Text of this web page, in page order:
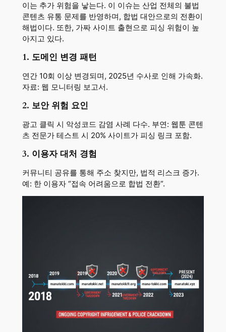
이는 추가 위험을 낳는다. 이 이슈는 산업 전체의 불법
콘텐츠 유통 문제를 반영하며, 합법 대안으로의 전환이
해법이다. 또한, 가짜 사이트 출현으로 피싱 위험이 높
아지고 있다.
1. 도메인 변경 패턴
연간 10회 이상 변경되며, 2025년 수사로 인해 가속화.
자료: 웹 모니터링 보고서.
2. 보안 위험 요인
광고 클릭 시 악성코드 감염 사례 다수. 부연: 웹툰 콘텐
츠 전문가 테스트 시 20% 사이트가 피싱 링크 포함.
3. 이용자 대처 경험
커뮤니티 공유를 통해 주소 찾지만, 법적 리스크 증가.
예: 한 이용자 “접속 어려움으로 합법 전환”.